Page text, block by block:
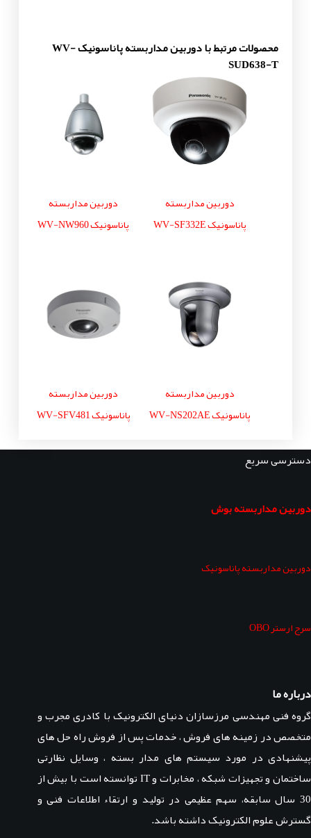
محصولات مرتبط با دوربین مداربسته پاناسونیک WV-
SUD638-T
دوربین مداربسته
پاناسونیک WV-SF332E
دوربین مداربسته
پاناسونیک WV-NW960
دوربین مداربسته
پاناسونیک WV-NS202AE
دوربین مداربسته
پاناسونیک WV-SFV481
دسترسی سریع
دوربین مداربسته بوش
دوربین مداربسته پاناسونیک
سرج ارستر OBO
درباره ما
گروه فنی مهندسی مرزسازان دنیای الکترونیک با کادری مجرب و
متخصص در زمینه های فروش ، خدمات پس از فروش راه حل های
پیشنهادی در مورد سیستم های مدار بسته ، وسایل نظارتی
ساختمان و تجهیزات شبکه ، مخابرات و IT توانسته است با بیش از
30 سال سابقه، سهم عظیمی در تولید و ارتقاء اطلاعات فنی و
گسترش علوم الکترونیک داشته باشد.